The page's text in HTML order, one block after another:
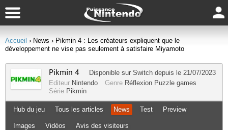
Accueil › News › Pikmin 4 : Les créateurs expliquent que le
développement ne vise pas seulement à satisfaire Miyamoto
Pikmin 4 Disponible sur Switch depuis le 21/07/2023
Editeur Nintendo Genre Réflexion Puzzle games
Série Pikmin
Hub du jeu Tous les articles News Test Preview
Images Vidéos Avis des visiteurs